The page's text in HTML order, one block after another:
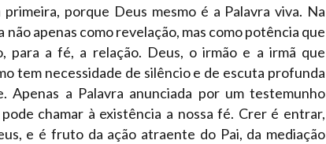
porque Deus mesmo é a Palavra viva. Na
apenas como revelação, mas como potência que
para a fé, a relação. Deus, o irmão e a irmã que
tem necessidade de silêncio e de escuta profunda
Apenas a Palavra anunciada por um testemunho
chamar à existência a nossa fé. Crer é entrar,
e é fruto da ação atraente do Pai, da mediação